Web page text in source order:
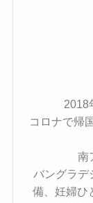
2018
コロナで帰
南
バングラデ
備、妊婦ひ